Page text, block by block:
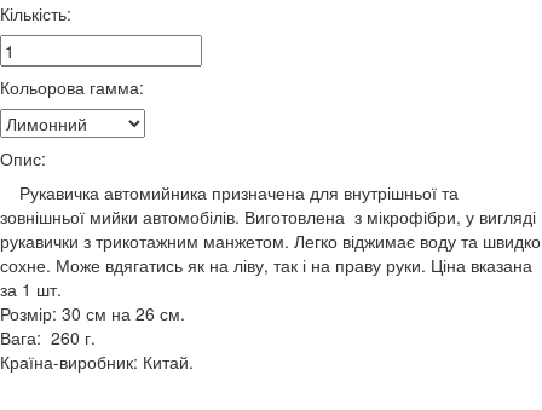
Кількість:
Кольорова гамма:
Опис:
Рукавичка автомийника призначена для внутрішньої та
зовнішньої мийки автомобілів. Виготовлена з мікрофібри, у вигляді
рукавички з трикотажним манжетом. Легко віджимає воду та швидко
сохне. Може вдягатись як на ліву, так і на праву руки. Ціна вказана
за 1 шт.
Розмір: 30 см на 26 см.
Вага: 260 г.
Країна-виробник: Китай.